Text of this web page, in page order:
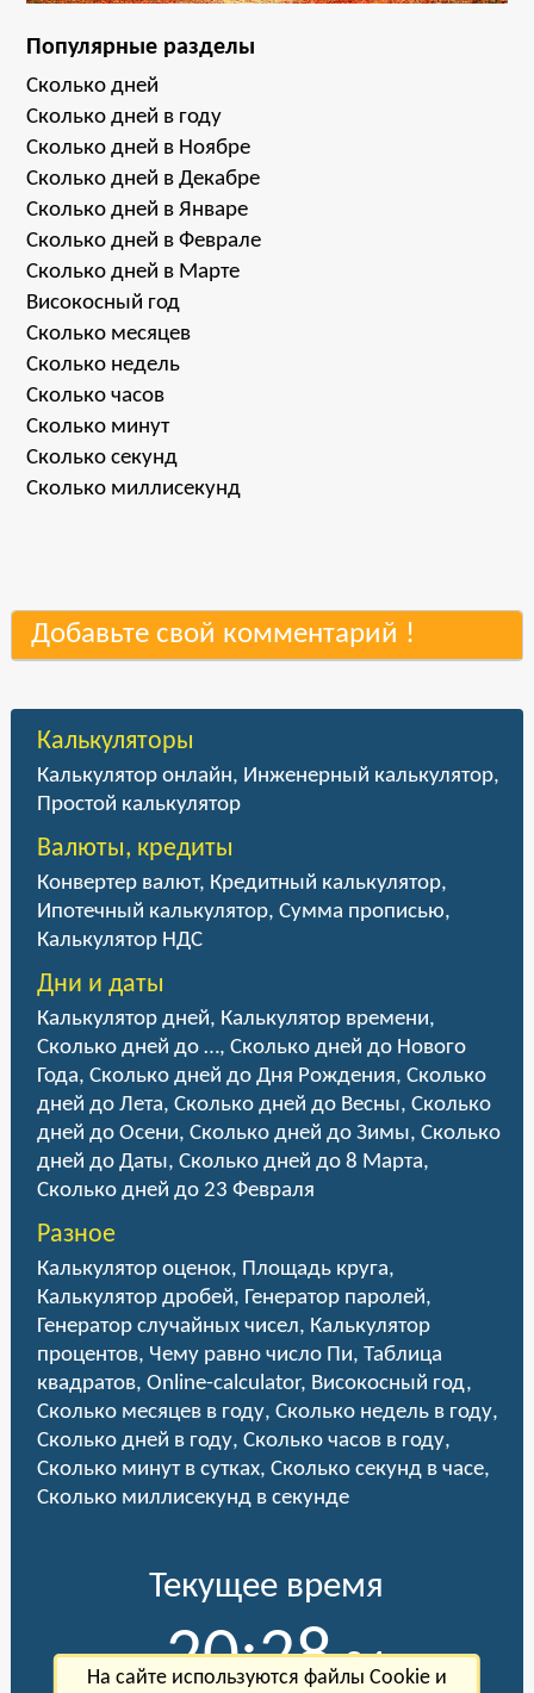
Популярные разделы
Сколько дней
Сколько дней в году
Сколько дней в Ноябре
Сколько дней в Декабре
Сколько дней в Январе
Сколько дней в Феврале
Сколько дней в Марте
Високосный год
Сколько месяцев
Сколько недель
Сколько часов
Сколько минут
Сколько секунд
Сколько миллисекунд
Добавьте свой комментарий !
Калькуляторы
Калькулятор онлайн, Инженерный калькулятор,
Простой калькулятор
Валюты, кредиты
Конвертер валют, Кредитный калькулятор,
Ипотечный калькулятор, Сумма прописью,
Калькулятор НДС
Дни и даты
Калькулятор дней, Калькулятор времени,
Сколько дней до …, Сколько дней до Нового
Года, Сколько дней до Дня Рождения, Сколько
дней до Лета, Сколько дней до Весны, Сколько
дней до Осени, Сколько дней до Зимы, Сколько
дней до Даты, Сколько дней до 8 Марта,
Сколько дней до 23 Февраля
Разное
Калькулятор оценок, Площадь круга,
Калькулятор дробей, Генератор паролей,
Генератор случайных чисел, Калькулятор
процентов, Чему равно число Пи, Таблица
квадратов, Online-calculator, Високосный год,
Сколько месяцев в году, Сколько недель в году,
Сколько дней в году, Сколько часов в году,
Сколько минут в сутках, Сколько секунд в часе,
Сколько миллисекунд в секунде
Текущее время
20:28:24
На сайте используются файлы Cookie и